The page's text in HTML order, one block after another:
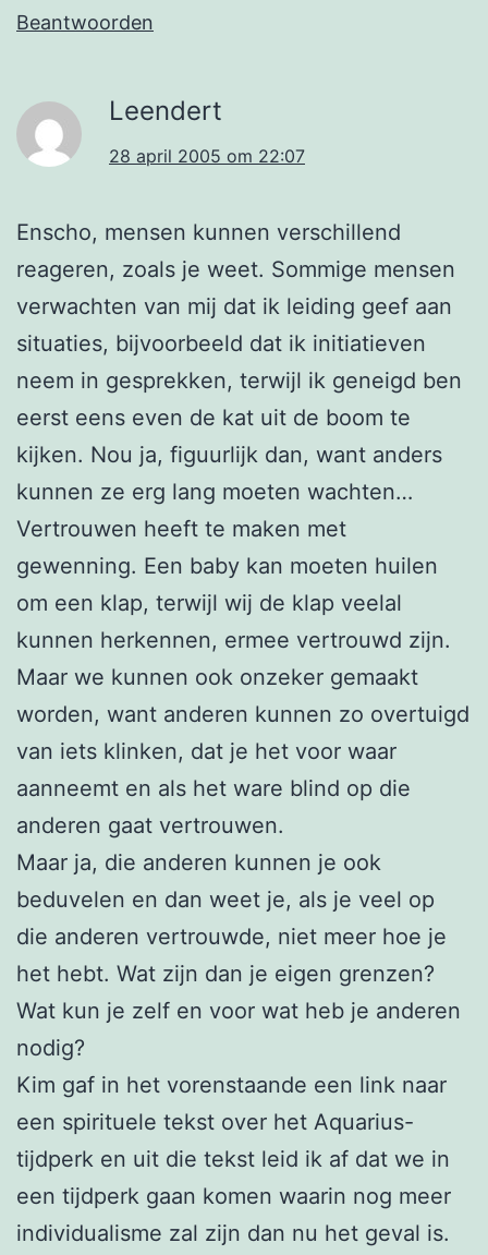
Beantwoorden
Leendert
28 april 2005 om 22:07
Enscho, mensen kunnen verschillend
reageren, zoals je weet. Sommige mensen
verwachten van mij dat ik leiding geef aan
situaties, bijvoorbeeld dat ik initiatieven
neem in gesprekken, terwijl ik geneigd ben
eerst eens even de kat uit de boom te
kijken. Nou ja, figuurlijk dan, want anders
kunnen ze erg lang moeten wachten…
Vertrouwen heeft te maken met
gewenning. Een baby kan moeten huilen
om een klap, terwijl wij de klap veelal
kunnen herkennen, ermee vertrouwd zijn.
Maar we kunnen ook onzeker gemaakt
worden, want anderen kunnen zo overtuigd
van iets klinken, dat je het voor waar
aanneemt en als het ware blind op die
anderen gaat vertrouwen.
Maar ja, die anderen kunnen je ook
beduvelen en dan weet je, als je veel op
die anderen vertrouwde, niet meer hoe je
het hebt. Wat zijn dan je eigen grenzen?
Wat kun je zelf en voor wat heb je anderen
nodig?
Kim gaf in het vorenstaande een link naar
een spirituele tekst over het Aquarius-
tijdperk en uit die tekst leid ik af dat we in
een tijdperk gaan komen waarin nog meer
individualisme zal zijn dan nu het geval is.